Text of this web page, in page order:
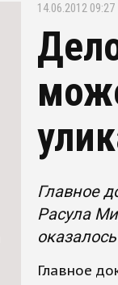
14.06.2012 09:27
Главное
Расула
Главное